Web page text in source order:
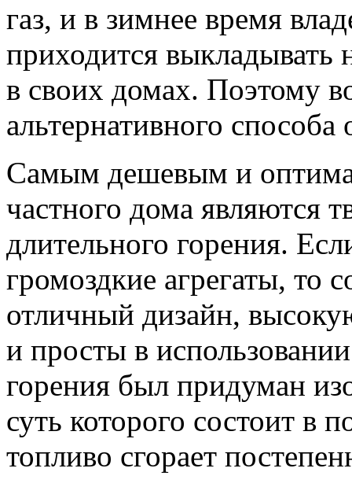
газ, и в зимнее время
приходится выкладывать
в своих домах. Поэтому
альтернативного
Самым дешевым и
частного дома являются
длительного горения.
громоздкие агрегаты, то
отличный дизайн,
и просты в
горения был придуман
суть которого состоит в
топливо сгорает